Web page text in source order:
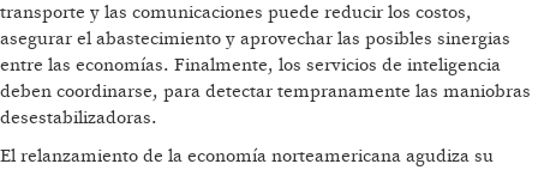
transporte y las comunicaciones puede reducir los costos,
asegurar el abastecimiento y aprovechar las posibles sinergias
entre las economías. Finalmente, los servicios de inteligencia
deben coordinarse, para detectar tempranamente las maniobras
desestabilizadoras.
El relanzamiento de la economía norteamericana agudiza su